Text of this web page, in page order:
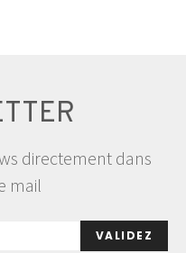
directement dans
mail
VALIDEZ